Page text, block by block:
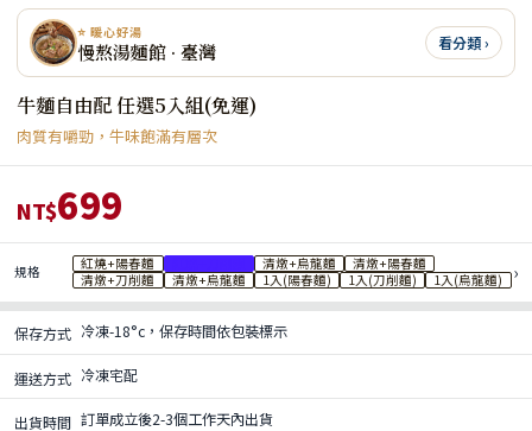
⭐ 暖心好湯
慢熬湯麵館 · 臺灣 看分類 ›
牛麵自由配 任選5入組(免運)
肉質有嚼勁，牛味飽滿有層次
NT$699
規格 紅燒+陽春麵 清燉+烏龍麵
清燉+陽春麵
清燉+刀削麵
清燉+烏龍麵 1入(陽春麵) 1入(刀削麵) 1入(烏龍麵) ›
保存方式 冷凍-18°c，保存時間依包裝標示
運送方式 冷凍宅配
出貨時間 訂單成立後2-3個工作天內出貨